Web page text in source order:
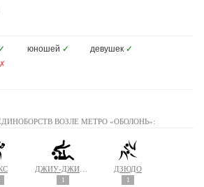
✓ юношей ✓ девушек ✓
✗
ВОЗЛЕ МЕТРО «ОБОЛОНЬ»:
1
ДЗЮДО
1